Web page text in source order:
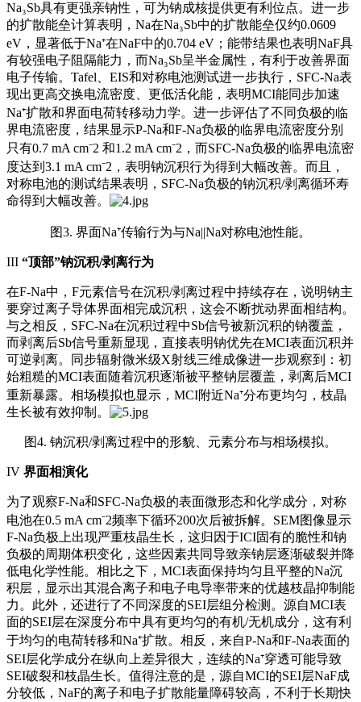
Na₃Sb具有更强亲钠性，可为钠成核提供更有利位点。进一步
的扩散能垒计算表明，Na在Na₃Sb中的扩散能垒仅约0.0609
eV，显著低于Na⁺在NaF中的0.704 eV；能带结果也表明NaF具
有较强电子阻隔能力，而Na₃Sb呈半金属性，有利于改善界面
电子传输。Tafel、EIS和对称电池测试进一步执行，SFC-Na表
现出更高交换电流密度、更低活化能，表明MCI能同步加速
Na⁺扩散和界面电荷转移动力学。进一步评估了不同负极的临
界电流密度，结果显示P-Na和F-Na负极的临界电流密度分别
只有0.7 mA cm⁻2 和1.2 mA cm⁻2，而SFC-Na负极的临界电流密
度达到3.1 mA cm⁻2，表明钠沉积行为得到大幅改善。而且，
对称电池的测试结果表明，SFC-Na负极的钠沉积/剥离循环寿
命得到大幅改善。
图3. 界面Na⁺传输行为与Na||Na对称电池性能。
III “顶部”钠沉积/剥离行为
在F-Na中，F元素信号在沉积/剥离过程中持续存在，说明钠主
要穿过离子导体界面相完成沉积，这会不断扰动界面相结构。
与之相反，SFC-Na在沉积过程中Sb信号被新沉积的钠覆盖，
而剥离后Sb信号重新显现，直接表明钠优先在MCI表面沉积并
可逆剥离。同步辐射微米级X射线三维成像进一步观察到：初
始粗糙的MCI表面随着沉积逐渐被平整钠层覆盖，剥离后MCI
重新暴露。 相场模拟也显示，MCI附近Na⁺分布更均匀，枝晶
生长被有效抑制。
图4. 钠沉积/剥离过程中的形貌、元素分布与相场模拟。
IV 界面相演化
为了观察F-Na和SFC-Na负极的表面微形态和化学成分，对称
电池在0.5 mA cm⁻2频率下循环200次后被拆解。SEM图像显示
F-Na负极上出现严重枝晶生长，这归因于ICI固有的脆性和钠
负极的周期体积变化，这些因素共同导致亲钠层逐渐破裂并降
低电化学性能。相比之下，MCI表面保持均匀且平整的Na沉
积层，显示出其混合离子和电子电导率带来的优越枝晶抑制能
力。此外，还进行了不同深度的SEI层组分检测。源自MCI表
面的SEI层在深度分布中具有更均匀的有机/无机成分，这有利
于均匀的电荷转移和Na⁺扩散。相反，来自P-Na和F-Na表面的
SEI层化学成分在纵向上差异很大，连续的Na⁺穿透可能导致
SEI破裂和枝晶生长。值得注意的是，源自MCI的SEI层NaF成
分较低，NaF的离子和电子扩散能量障碍较高，不利于长期快